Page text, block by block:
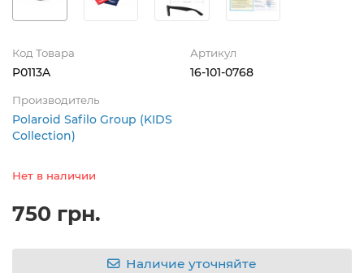
Код Товара
P0113A
Артикул
16-101-0768
Производитель
Polaroid Safilo Group (KIDS
Collection)
Нет в наличии
750 грн.
Наличие уточняйте